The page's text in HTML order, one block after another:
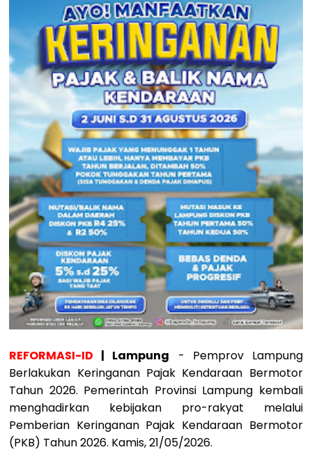
REFORMASI-ID | Lampung - Pemprov Lampung
Berlakukan Keringanan Pajak Kendaraan Bermotor
Tahun 2026. Pemerintah Provinsi Lampung kembali
menghadirkan kebijakan pro-rakyat melalui
Pemberian Keringanan Pajak Kendaraan Bermotor
(PKB) Tahun 2026. Kamis, 21/05/2026.